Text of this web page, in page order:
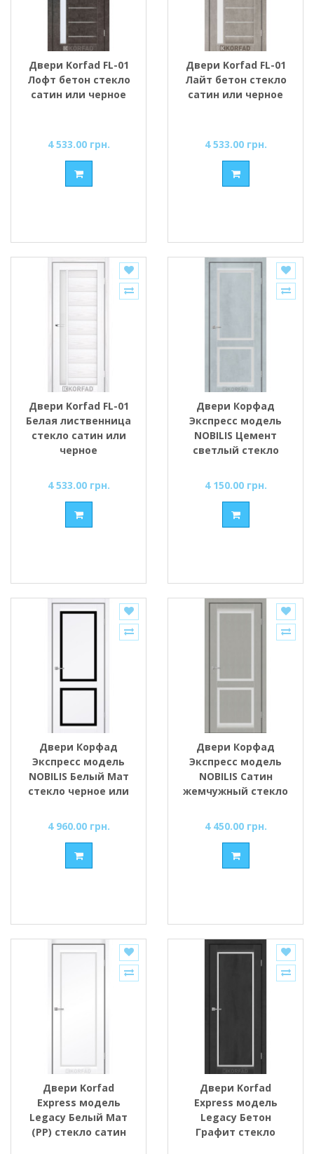
Двери Korfad FL-01
Лофт бетон стекло
сатин или черное
4 533.00 грн.
Двери Korfad FL-01
Лайт бетон стекло
сатин или черное
4 533.00 грн.
Двери Korfad FL-01
Белая лиственница
стекло сатин или
черное
4 533.00 грн.
Двери Корфад
Экспресс модель
NOBILIS Цемент
светлый стекло
4 150.00 грн.
Двери Корфад
Экспресс модель
NOBILIS Белый Мат
стекло черное или
4 960.00 грн.
Двери Корфад
Экспресс модель
NOBILIS Сатин
жемчужный стекло
4 450.00 грн.
Двери Korfad
Express модель
Legacy Белый Мат
(РР) стекло сатин
Двери Korfad
Express модель
Legacy Бетон
Графит стекло